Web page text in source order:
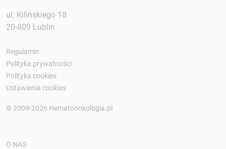
ul. Kilińskiego 18
20-809 Lublin
Regulamin
Polityka prywatności
Polityka cookies
Ustawienia cookies
© 2009-2026 Hematoonkologia.pl
O NAS